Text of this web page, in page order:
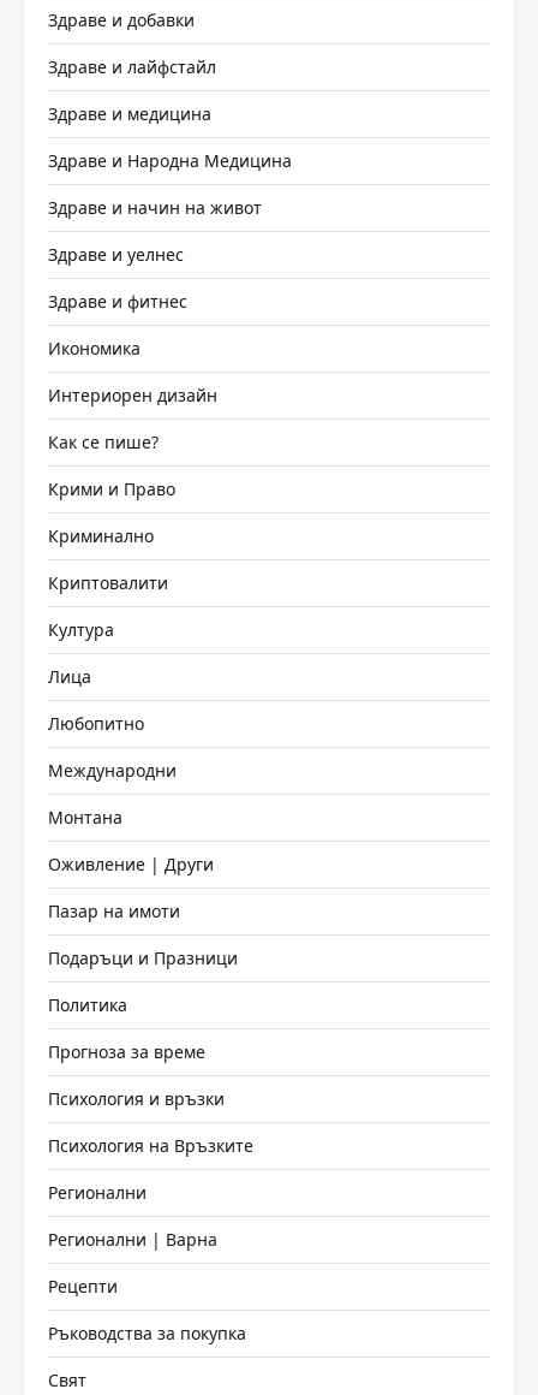
Здраве и добавки
Здраве и лайфстайл
Здраве и медицина
Здраве и Народна Медицина
Здраве и начин на живот
Здраве и уелнес
Здраве и фитнес
Икономика
Интериорен дизайн
Как се пише?
Крими и Право
Криминално
Криптовалити
Култура
Лица
Любопитно
Международни
Монтана
Оживление | Други
Пазар на имоти
Подаръци и Празници
Политика
Прогноза за време
Психология и връзки
Психология на Връзките
Регионални
Регионални | Варна
Рецепти
Ръководства за покупка
Свят